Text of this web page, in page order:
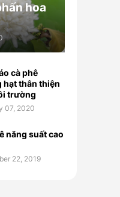
hoa
cà phê
hạt thân thiện
trường
07, 2020
năng suất cao
22, 2019